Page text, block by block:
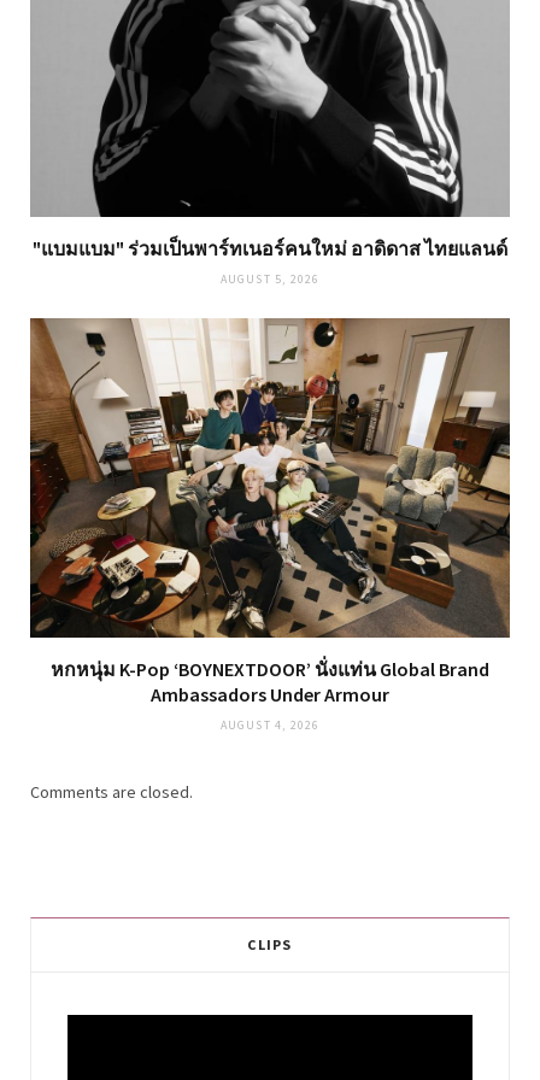
"แบมแบม" ร่วมเป็นพาร์ทเนอร์คนใหม่ อาดิดาส ไทยแลนด์
AUGUST 5, 2026
หกหนุ่ม K-Pop ‘BOYNEXTDOOR’ นั่งแท่น Global Brand
Ambassadors Under Armour
AUGUST 4, 2026
Comments are closed.
CLIPS